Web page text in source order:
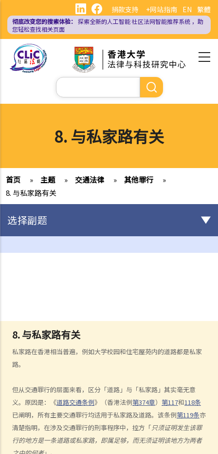
主
EN 繁體
捐款支持 +网站指南
彻底改变您的搜索体验： 探索全新的人工智能社区法网智能推荐系统 ，助
您轻松查找相关页面
搜
索
8. 与私家路有关
首页 » 主题 » 交通法律 » 其他罪行
»
8. 与私家路有关
8. 与私家路有关
私家路在香港相当普遍，例如大学校园和住宅屋苑内的道路都是私家
路。
但从交通罪行的层面来看，区分「道路」与「私家路」其实毫无意
义。原因是：《道路交通条例》（香港法例第374章） 第117和118条
已阐明，所有主要交通罪行均适用于私家路及道路。该条例第119条亦
清楚指明，在涉及交通罪行的刑事程序中，控方「 只须证明发生该罪
行的地方是一条道路或私家路，即属足够，而无须证明该地方为两者
选择副题
驾驶
a. 没有遵守安全停车距离及从后撞击
b. 没有察看清楚而倒车
c. 不安全地超车
5. 判刑
危险驾驶
1. 「危险」
2. 「对一个合格而谨慎的驾驶人而言，该人以该方式驾驶汽车会属危
险，会是显然易见的」